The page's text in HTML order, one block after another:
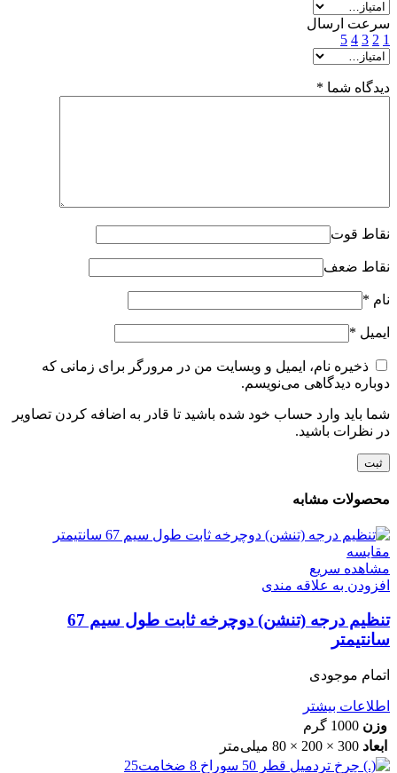
سرعت ارسال
1
2
3
4
5
دیدگاه شما *
نقاط قوت
نقاط ضعف
نام *
ایمیل *
ذخیره نام، ایمیل و وبسایت من در مرورگر برای زمانی که
دوباره دیدگاهی می‌نویسم.
شما باید وارد حساب خود شده باشید تا قادر به اضافه کردن تصاویر
در نظرات باشید.
محصولات مشابه
مقایسه
مشاهده سریع
افزودن به علاقه مندی
تنظیم درجه (تنشن) دوچرخه ثابت طول سیم 67
سانتیمتر
اتمام موجودی
اطلاعات بیشتر
وزن 1000 گرم
ابعاد 300 × 200 × 80 میلی‌متر